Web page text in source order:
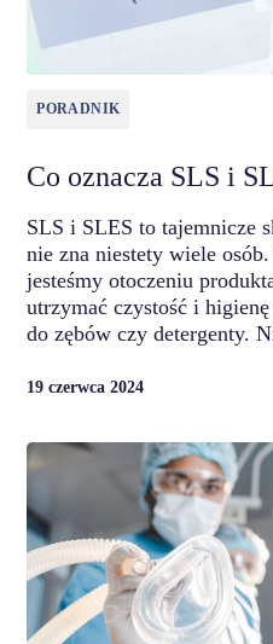
PORADNIK
Co oznacza SLS i
SLS i SLES to tajemnicze
nie zna niestety wiele
jesteśmy otoczeniu
utrzymać czystość i
do zębów czy detergenty.
19 czerwca 2024